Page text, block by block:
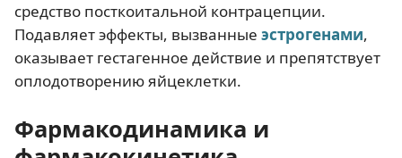
средство посткоитальной контрацепции.
Подавляет эффекты, вызванные эстрогенами,
оказывает гестагенное действие и препятствует
оплодотворению яйцеклетки.
Фармакодинамика и